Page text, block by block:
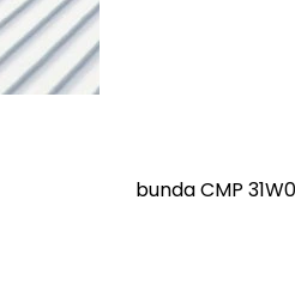
bunda CMP